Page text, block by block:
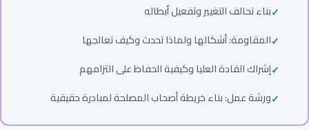
بناء تحالف التغيير وتفعيل أبطاله
المقاومة: أشكالها ولماذا تحدث وكيف تعالجها
إشراك القادة العليا وكيفية الحفاظ على التزامهم
ورشة عمل: بناء خريطة أصحاب المصلحة لمبادرة حقيقية